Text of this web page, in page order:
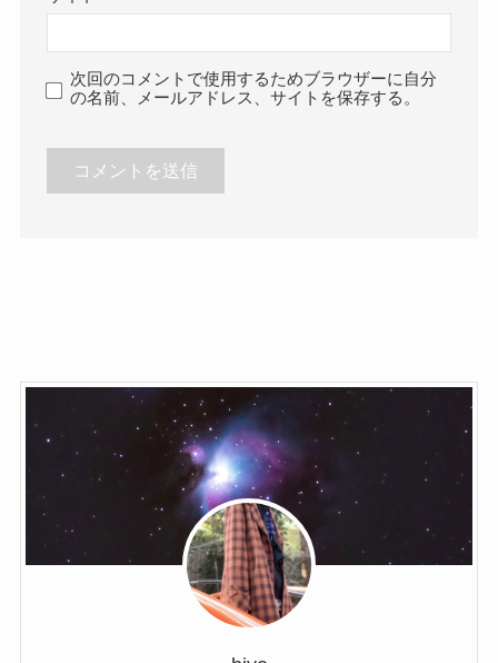
次回のコメントで使用するためブラウザーに自分
の名前、メールアドレス、サイトを保存する。